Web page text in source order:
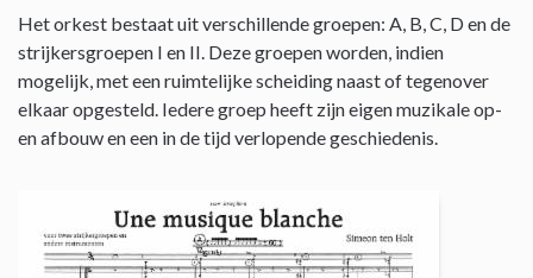
Het orkest bestaat uit verschillende groepen: A, B, C, D en de
strijkersgroepen I en II. Deze groepen worden, indien
mogelijk, met een ruimtelijke scheiding naast of tegenover
elkaar opgesteld. Iedere groep heeft zijn eigen muzikale op-
en afbouw en een in de tijd verlopende geschiedenis.